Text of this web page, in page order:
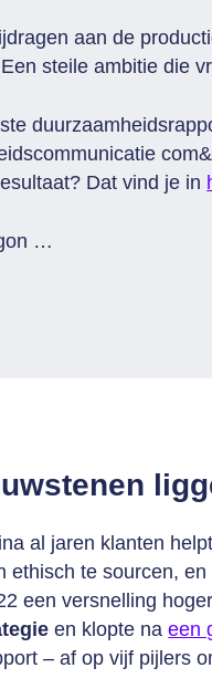
aan de
steile ambitie die
Dat vind je in
…
al jaren klanten
ethisch te sourcen,
een versnelling
en klopte naeen
– af op vijf pijlers